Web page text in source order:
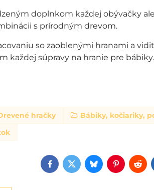
doplnkom každej obývačky
s prírodným drevom.
so zaoblenými hranami a
každej súpravy na hranie pre bábiky.
hračky Bábiky, kočiariky,
Facebook
TwitterBlueskyPinterest